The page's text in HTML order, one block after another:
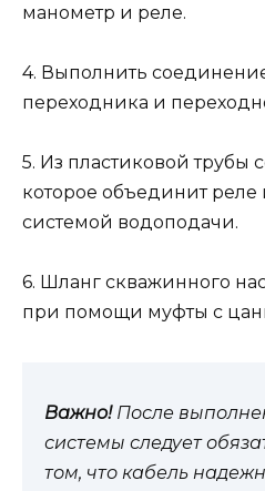
манометр и реле.
4. Выполнить
переходника и
5. Из пластиковой трубы
которое объединит реле
системой водоподачи.
6. Шланг скважинного
при помощи муфты с
Важно!После
системы следует
том, что кабель